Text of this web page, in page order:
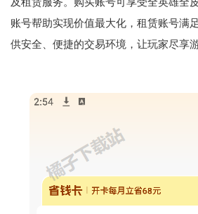
账号帮助实现价值最大化，租赁账号满
供安全、便捷的交易环境，让玩家尽享